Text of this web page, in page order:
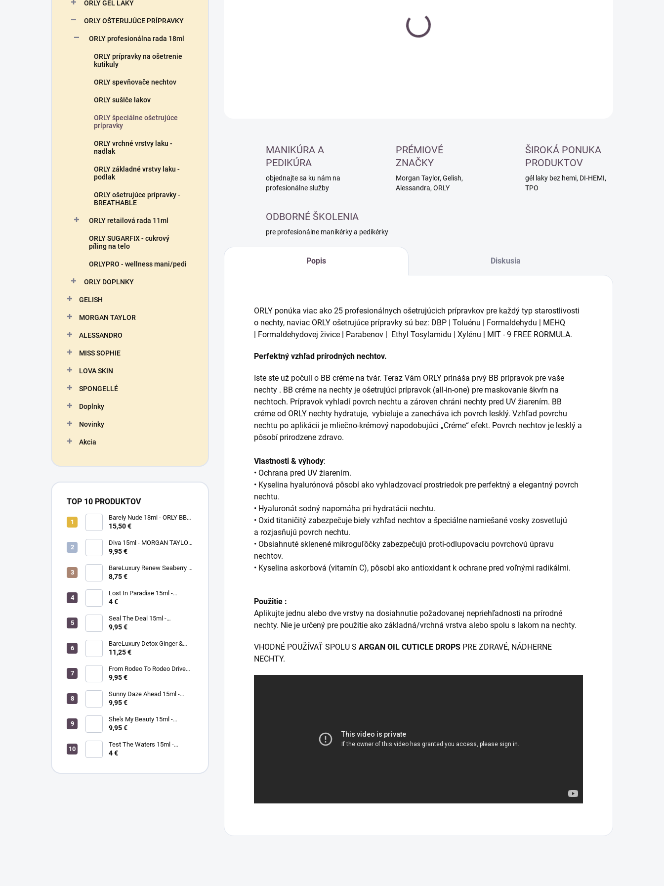
ORLY GÉL LAKY
ORLY OŠTERUJÚCE PRÍPRAVKY
ORLY profesionálna rada 18ml
ORLY prípravky na ošetrenie
kutikuly
ORLY spevňovače nechtov
ORLY sušIče lakov
ORLY špeciálne ošetrujúce
prípravky
ORLY vrchné vrstvy laku -
nadlak
ORLY základné vrstvy laku -
podlak
ORLY ošetrujúce prípravky -
BREATHABLE
ORLY retailová rada 11ml
ORLY SUGARFIX - cukrový
píling na telo
ORLYPRO - wellness mani/pedi
ORLY DOPLNKY
GELISH
MORGAN TAYLOR
ALESSANDRO
MISS SOPHIE
LOVA SKIN
SPONGELLÉ
Doplnky
Novinky
Akcia
TOP 10 PRODUKTOV
Barely Nude 18ml - ORLY BB
CRÉME - makeup na nechty
15,50 €
Diva 15ml - MORGAN TAYLOR
- lak na nechty
9,95 €
BareLuxury Renew Seaberry &
Kukui - MORGAN TAYLOR -
sada rakytník/kukui
8,75 €
Lost In Paradise 15ml -
MORGAN TAYLOR - lak na
4 €
Seal The Deal 15ml -
MORGAN TAYLOR - lak na
9,95 €
BareLuxury Detox Ginger &
Green Tea Lotion 240ml -
hydratačný krém na ruky a
telo zázvor/zelený čaj
11,25 €
From Rodeo To Rodeo Drive
15ml - MORGAN TAYLOR - lak
9,95 €
Sunny Daze Ahead 15ml -
MORGAN TAYLOR - lak na
9,95 €
She's My Beauty 15ml -
MORGAN TAYLOR - lak na
9,95 €
Test The Waters 15ml -
MORGAN TAYLOR - lak na
4 €
MANIKÚRA A
PEDIKÚRA
objednajte sa ku nám na
profesionálne služby
PRÉMIOVÉ
ZNAČKY
Morgan Taylor, Gelish,
Alessandra, ORLY
ŠIROKÁ PONUKA
PRODUKTOV
gél laky bez hemi, DI-HEMI,
TPO
ODBORNÉ ŠKOLENIA
pre profesionálne manikérky a pedikérky
Popis Diskusia
ORLY ponúka viac ako 25 profesionálnych ošetrujúcich prípravkov pre každý typ starostlivosti
o nechty, naviac ORLY ošetrujúce prípravky sú bez: DBP | Toluénu | Formaldehydu | MEHQ
| Formaldehydovej živice | Parabenov | Ethyl Tosylamidu | Xylénu | MIT - 9 FREE RORMULA.
Perfektný vzhľad prírodných nechtov.
Iste ste už počuli o BB créme na tvár. Teraz Vám ORLY prináša prvý BB prípravok pre vaše
nechty . BB créme na nechty je ošetrujúci prípravok (all-in-one) pre maskovanie škvŕn na
nechtoch. Prípravok vyhladí povrch nechtu a zároven chráni nechty pred UV žiarením. BB
créme od ORLY nechty hydratuje, vybieluje a zanecháva ich povrch lesklý. Vzhľad povrchu
nechtu po aplikácii je mliečno-krémový napodobujúci „Créme“ efekt. Povrch nechtov je lesklý a
pôsobí prirodzene zdravo.
Vlastnosti & výhody:
• Ochrana pred UV žiarením.
• Kyselina hyalurónová pôsobí ako vyhladzovací prostriedok pre perfektný a elegantný povrch
nechtu.
• Hyaluronát sodný napomáha pri hydratácii nechtu.
• Oxid titaničitý zabezpečuje biely vzhľad nechtov a špeciálne namiešané vosky zosvetlujú
a rozjasňujú povrch nechtu.
• Obsiahnuté sklenené mikroguľôčky zabezpečujú proti-odlupovaciu povrchovú úpravu
nechtov.
• Kyselina askorbová (vitamín C), pôsobí ako antioxidant k ochrane pred voľnými radikálmi.
Použitie :
Aplikujte jednu alebo dve vrstvy na dosiahnutie požadovanej nepriehľadnosti na prírodné
nechty. Nie je určený pre použitie ako základná/vrchná vrstva alebo spolu s lakom na nechty.
VHODNÉ POUŽÍVAŤ SPOLU S ARGAN OIL CUTICLE DROPS PRE ZDRAVÉ, NÁDHERNE
NECHTY.